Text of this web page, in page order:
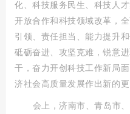
化、科技服务民生、科技人
开放合作和科技领域改革，
引领、责任担当、能力提升和
砥砺奋进、攻坚克难，锐意
干，奋力开创科技工作新局
济社会高质量发展作出新的更
会上，济南市、青岛市